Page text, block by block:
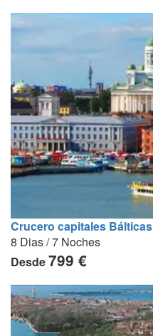
Crucero capitales Bálticas
8 Dias / 7 Noches
Desde799 €